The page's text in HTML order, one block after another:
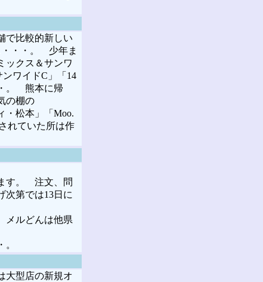
で比較的新しい
・・・。 少年ま
ックス＆サンワ
ワイドC」「14
。 熊本に帰
の棚の
松本」「Moo.
れていた所は作
す。 注文、問
次第では13日に
ルどんは他県
大型店の新規オ